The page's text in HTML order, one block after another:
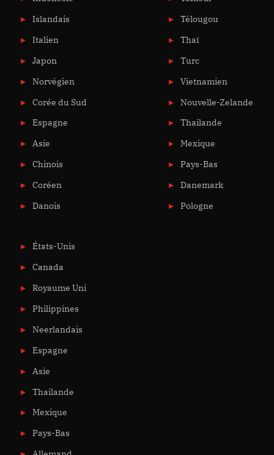
Islandais
Italien
Japon
Norvégien
Corée du Sud
Espagne
Asie
Chinois
Coréen
Danois
Télougou
Thaï
Turc
Vietnamien
Nouvelle-Zelande
Thailande
Mexique
Pays-Bas
Danemark
Pologne
États-Unis
Canada
Royaume Uni
Philippines
Neerlandais
Espagne
Asie
Thailande
Mexique
Pays-Bas